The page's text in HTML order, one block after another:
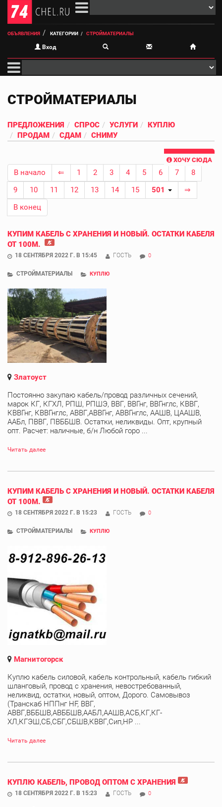
ОБЪЯВЛЕНИЯ КАТЕГОРИИ СТРОЙМАТЕРИАЛЫ
Вход
СТРОЙМАТЕРИАЛЫ
ПРЕДЛОЖЕНИЯ СПРОС УСЛУГИ
КУПЛЮ
ПРОДАМ
СДАМ СНИМУ
ХОЧУ СЮДА
В начало ⇐ 1 2 3 4 5 6 7
8
9
10 11 12 13 14 15 501
⇒
В конец
КУПИМ КАБЕЛЬ С ХРАНЕНИЯ И НОВЫЙ. ОСТАТКИ КАБЕЛЯ
ОТ 100М.
18 СЕНТЯБРЯ 2022 Г. В 15:45 ГОСТЬ 0
СТРОЙМАТЕРИАЛЫ КУПЛЮ
Златоуст
Постоянно закупаю кабель/провод различных сечений,
марок КГ, КГХЛ, РПШ, РПШЭ, ВВГ, ВВГнг, ВВГнглс, КВВГ,
КВВГнг, КВВГнглс, АВВГ,АВВГнг, АВВГнглс, ААШВ, ЦААШВ,
ААБл, ПВВГ, ПВББШВ. Остатки, неликвиды. Опт, крупный
опт. Расчет: наличные, б/н Любой горо ...
Читать далее
КУПИМ КАБЕЛЬ С ХРАНЕНИЯ И НОВЫЙ. ОСТАТКИ КАБЕЛЯ
ОТ 100М.
18 СЕНТЯБРЯ 2022 Г. В 15:23 ГОСТЬ 0
СТРОЙМАТЕРИАЛЫ КУПЛЮ
Магнитогорск
Куплю кабель силовой, кабель контрольный, кабель гибкий
шланговый, провод с хранения, невостребованный,
неликвид, остатки, новый, оптом, Дорого. Самовывоз
(Транскаб НППнг HF, ВВГ,
АВВГ,ВББШВ,АВББШВ,ААБЛ,ААШВ,АСБ,КГ,КГ-
ХЛ,КГЭШ,СБ,СБГ,СБШВ,КВВГ,Сип,НР ...
Читать далее
КУПЛЮ КАБЕЛЬ, ПРОВОД ОПТОМ С ХРАНЕНИЯ
18 СЕНТЯБРЯ 2022 Г. В 15:23 ГОСТЬ 0